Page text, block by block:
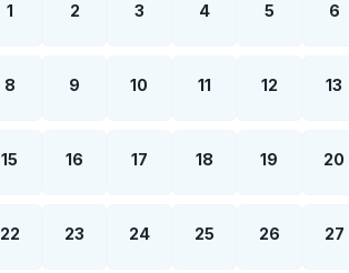
1 2 3 4 5 6
8 9 10 11 12 13
15 16 17 18 19 20
22 23 24 25 26 27